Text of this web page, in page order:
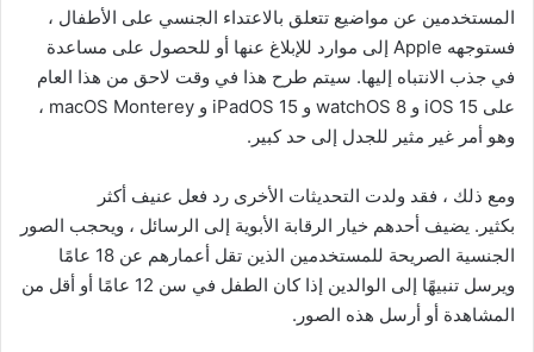
المستخدمين عن مواضيع تتعلق بالاعتداء الجنسي على الأطفال ،
فستوجهه Apple إلى موارد للإبلاغ عنها أو للحصول على مساعدة
في جذب الانتباه إليها. سيتم طرح هذا في وقت لاحق من هذا العام
على iOS 15 و watchOS 8 و iPadOS 15 و macOS Monterey ،
وهو أمر غير مثير للجدل إلى حد كبير.
ومع ذلك ، فقد ولدت التحديثات الأخرى رد فعل عنيف أكثر
بكثير. يضيف أحدهم خيار الرقابة الأبوية إلى الرسائل ، ويحجب الصور
الجنسية الصريحة للمستخدمين الذين تقل أعمارهم عن 18 عامًا
ويرسل تنبيهًا إلى الوالدين إذا كان الطفل في سن 12 عامًا أو أقل من
المشاهدة أو أرسل هذه الصور.